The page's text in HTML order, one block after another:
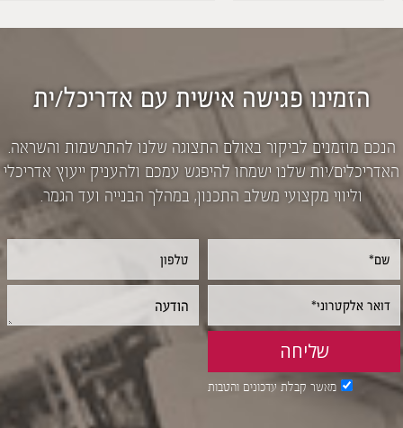
הזמינו פגישה אישית עם אדריכל/ית
הנכם מוזמנים לביקור באולם התצוגה שלנו להתרשמות והשראה.
האדריכלים/יות שלנו ישמחו להיפגש עמכם ולהעניק ייעוץ אדריכלי
וליווי מקצועי משלב התכנון, במהלך הבנייה ועד הגמר.
מאשר קבלת עדכונים והטבות